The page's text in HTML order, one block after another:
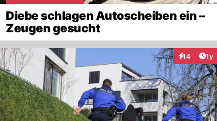
Diebe schlagen Autoscheiben ein –
Zeugen gesucht
14 1y